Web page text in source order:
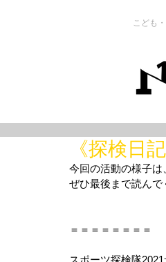
こども
《探検日
今回の活動の様子は
ぜひ最後まで読ん
＝＝＝＝＝＝＝＝
スポーツ探検隊